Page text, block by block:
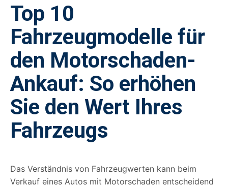
Top 10
Fahrzeugmodelle für
den Motorschaden-
Ankauf: So erhöhen
Sie den Wert Ihres
Fahrzeugs
Das Verständnis von Fahrzeugwerten kann beim
Verkauf eines Autos mit Motorschaden entscheidend